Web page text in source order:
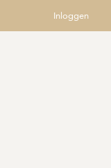
Inloggen